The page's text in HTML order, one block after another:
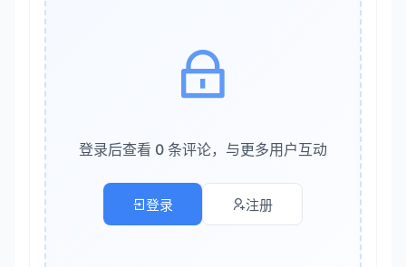
│         业务逻辑层                │
│   (请求路由 / 上下文管理 / 结果处理) │
├─────────────────────────────────┤
│         模型服务层                │
│   (API网关 / 缓存 / 限流 / 负载均衡) │
├─────────────────────────────────┤
│         数据存储层                │
│   (代码库 / 配置 / 日志 / 用户数据) │
└─────────────────────────────────┘
登录后查看 0 条评论，与更多用户互动
登录 注册